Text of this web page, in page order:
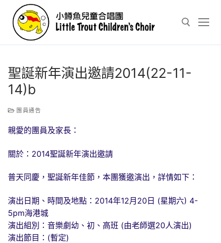
content
聖誕新年演出邀請2014(22-11-
14)b
團員通告
親愛的團員及家長：
關於：2014聖誕新年演出邀請
普天同慶，聖誕新年佳節，本團獲邀演出，詳情如下：
演出日期、時間及地點：2014年12月20日 (星期六) 4-
5pm海港城
演出組別：音樂劇幼、初、高班 (由老師選20人演出)
演出節目：(暫定)